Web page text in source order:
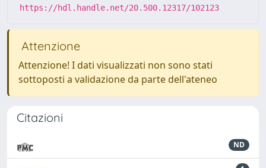
https://hdl.handle.net/20.500.12317/102123
Attenzione
Attenzione! I dati visualizzati non sono stati
sottoposti a validazione da parte dell'ateneo
Citazioni
ND